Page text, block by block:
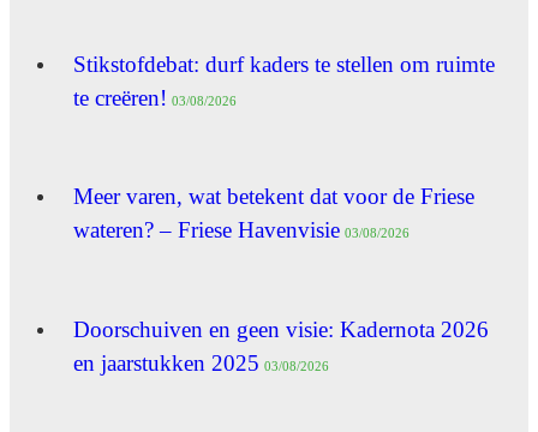
Stikstofdebat: durf kaders te stellen om ruimte
te creëren! 03/08/2026
Meer varen, wat betekent dat voor de Friese
wateren? – Friese Havenvisie 03/08/2026
Doorschuiven en geen visie: Kadernota 2026
en jaarstukken 2025 03/08/2026